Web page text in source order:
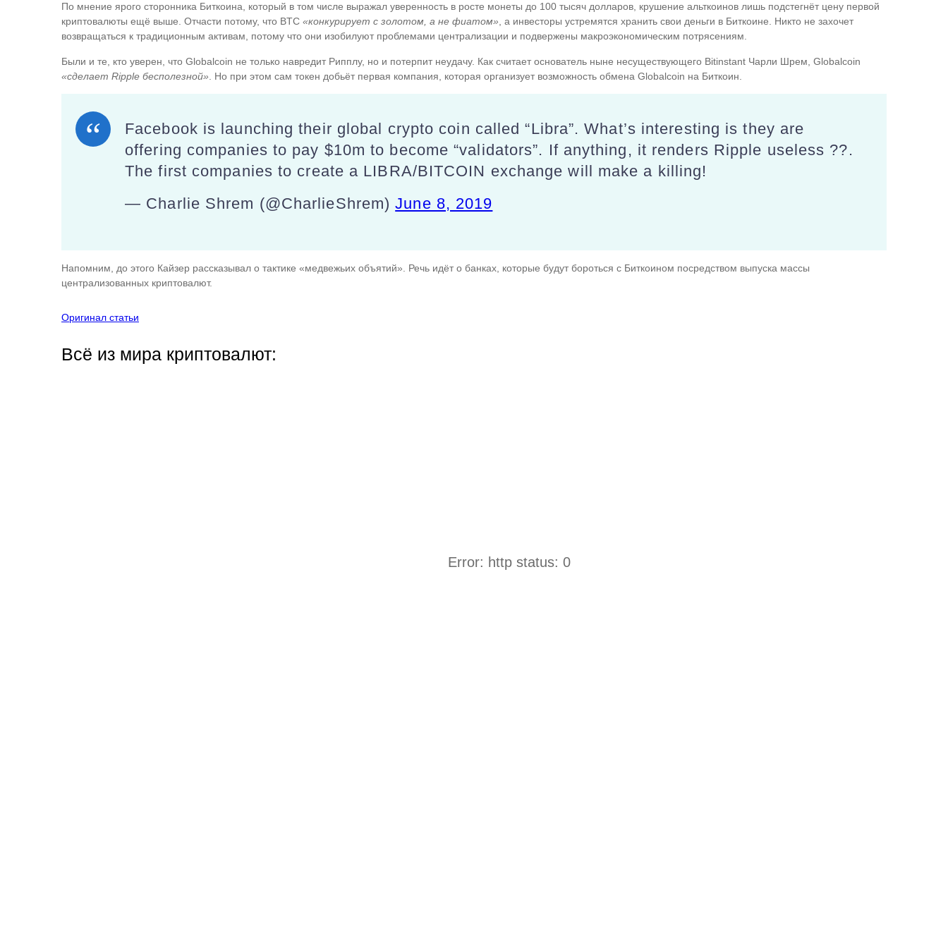
По мнение ярого сторонника Биткоина, который в том числе выражал уверенность в росте монеты до 100 тысяч долларов, крушение альткоинов лишь подстегнёт цену первой
криптовалюты ещё выше. Отчасти потому, что BTC «конкурирует с золотом, а не фиатом» , а инвесторы устремятся хранить свои деньги в Биткоине. Никто не захочет
возвращаться к традиционным активам, потому что они изобилуют проблемами централизации и подвержены макроэкономическим потрясениям.
Были и те, кто уверен, что Globalcoin не только навредит Рипплу, но и потерпит неудачу. Как считает основатель ныне несуществующего Bitinstant Чарли Шрем, Globalcoin
«сделает Ripple бесполезной» . Но при этом сам токен добьёт первая компания, которая организует возможность обмена Globalcoin на Биткоин.
Facebook is launching their global crypto coin called “Libra”. What’s interesting is they are
offering companies to pay $10m to become “validators”. If anything, it renders Ripple useless ??.
The first companies to create a LIBRA/BITCOIN exchange will make a killing!
— Charlie Shrem (@CharlieShrem)June 8, 2019
Напомним, до этого Кайзер рассказывал о тактике «медвежьих объятий». Речь идёт о банках, которые будут бороться с Биткоином посредством выпуска массы
централизованных криптовалют.
Оригинал статьи
Всё из мира криптовалют:
Error: http status: 0